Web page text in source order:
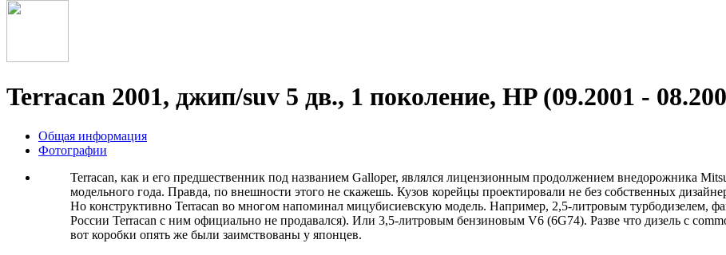
Terracan 2001, джип/suv 5 дв., 1 поколение, HP (09.2001 -
Общая информация
Фотографии
Terracan, как и его предшественник под названием Galloper, являлся лицензионным продолжением внедорожника
модельного года. Правда, по внешности этого не скажешь. Кузов корейцы проектировали не без собственных
Но конструктивно Terracan во многом напоминал мицубисиевскую модель. Например, 2,5-литровым турбодизелем,
России Terracan с ним официально не продавался). Или 3,5-литровым бензиновым V6 (6G74). Разве что дизель с
вот коробки опять же были заимствованы у японцев.